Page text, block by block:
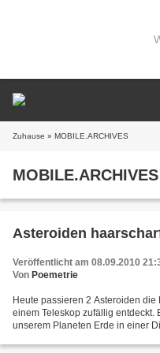
Zuhause » MOBILE.ARCHIVES
MOBILE.ARCHIVES
Asteroiden
Veröffentlicht am 08.09.2010
Von Poemetrie
Heute passieren 2 Asteroiden
einem Teleskop zufällig entdeckt.
unserem Planeten Erde in einer